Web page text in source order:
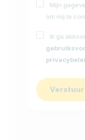
Mijn
om mij te
Ik ga
Verstuur